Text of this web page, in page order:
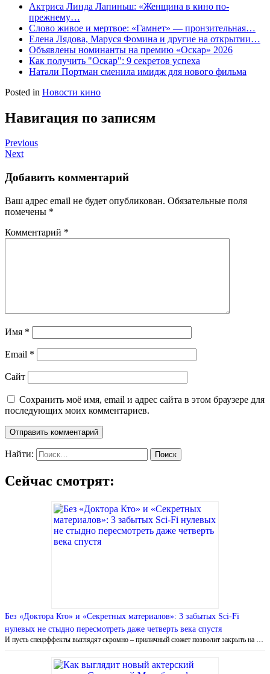
Актриса Линда Лапиньш: «Женщина в кино по-
прежнему…
Слово живое и мертвое: «Гамнет» — пронзительная…
Елена Лядова, Маруся Фомина и другие на открытии…
Объявлены номинанты на премию «Оскар» 2026
Как получить "Оскар": 9 секретов успеха
Натали Портман сменила имидж для нового фильма
Posted in Новости кино
Навигация по записям
Previous
Next
Добавить комментарий
Ваш адрес email не будет опубликован. Обязательные поля
помечены *
Комментарий *
Имя *
Email *
Сайт
Сохранить моё имя, email и адрес сайта в этом браузере для
последующих моих комментариев.
Найти:
Сейчас смотрят:
Без «Доктора Кто» и «Секретных материалов»: 3 забытых Sci-Fi
нулевых не стыдно пересмотреть даже четверть века спустя
И пусть спецэффекты выглядят скромно – приличный сюжет позволит закрыть на …